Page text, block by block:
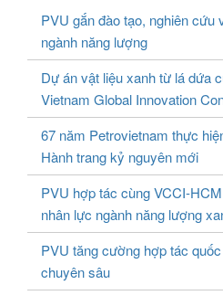
PVU gắn đào tạo, nghiên cứu
ngành năng lượng
Dự án vật liệu xanh từ lá dứa
Vietnam Global Innovation
67 năm Petrovietnam thực
Hành trang kỷ nguyên mới
PVU hợp tác cùng VCCI-
nhân lực ngành năng lượng
PVU tăng cường hợp tác
chuyên sâu